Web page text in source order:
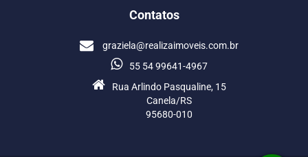
Contatos
graziela@realizaimoveis.com.br
55 54 99641-4967
Rua Arlindo Pasqualine, 15
Canela/RS
95680-010